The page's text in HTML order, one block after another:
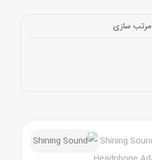
مرتب سازی